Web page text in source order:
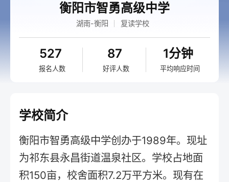
衡阳市智勇高级中学
湖南-衡阳 复读学校
527
报名人数
87
好评人数
1分钟
平均响应时间
学校简介
衡阳市智勇高级中学创办于1989年。现址
为祁东县永昌街道温泉社区。学校占地面
积150亩，校舍面积7.2万平方米。现有在